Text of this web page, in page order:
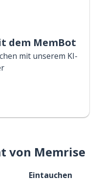
dem MemBot
mit unserem KI-
von Memrise
Eintauchen